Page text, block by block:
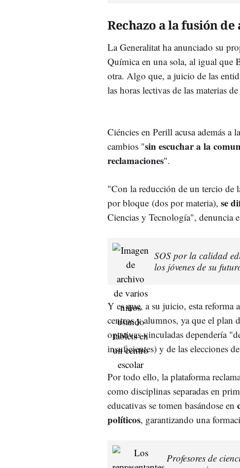
Rechazo a la fusión
La Generalitat ha anunciado su
Química en una sola, al igual que
otra. Algo que, a juicio de las
las horas lectivas de las materias
Ciéncies en Perill acusa además a
cambios "sin escuchar a la
reclamaciones".
"Con la reducción de un tercio de
por bloque (dos por materia), se
Ciencias y Tecnología", denuncia
SOS por la calidad
los jóvenes de su
Y es que, a su juicio, esta reforma
centros y alumnos, ya que el plan
optativas vinculadas dependería
insuficientes) y de las elecciones
Por todo ello, la plataforma
como disciplinas separadas en
educativas se tomen basándose en
políticos, garantizando una
Profesores de